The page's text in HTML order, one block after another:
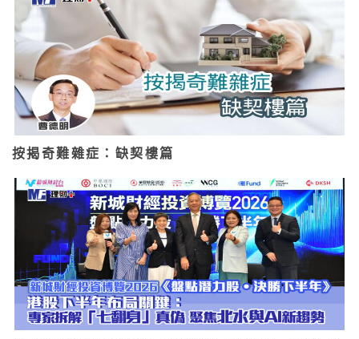
按揭奇難雜症：缺契樓篇